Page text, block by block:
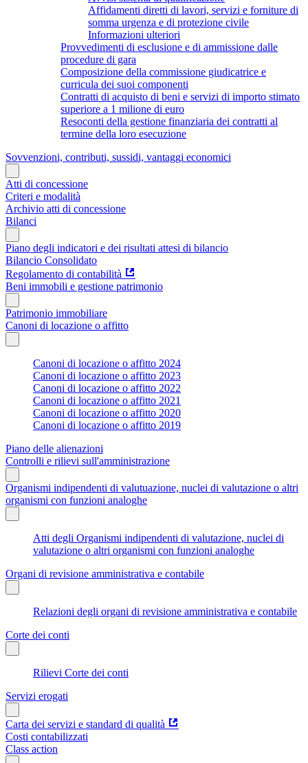
Affidamenti diretti di lavori, servizi e forniture di
somma urgenza e di protezione civile
Informazioni ulteriori
Provvedimenti di esclusione e di ammissione dalle
procedure di gara
Composizione della commissione giudicatrice e
curricula dei suoi componenti
Contratti di acquisto di beni e servizi di importo stimato
superiore a 1 milione di euro
Resoconti della gestione finanziaria dei contratti al
termine della loro esecuzione
Sovvenzioni, contributi, sussidi, vantaggi economici
Atti di concessione
Criteri e modalità
Archivio atti di concessione
Bilanci
Piano degli indicatori e dei risultati attesi di bilancio
Bilancio Consolidato
Regolamento di contabilità
Beni immobili e gestione patrimonio
Patrimonio immobiliare
Canoni di locazione o affitto
Canoni di locazione o affitto 2024
Canoni di locazione o affitto 2023
Canoni di locazione o affitto 2022
Canoni di locazione o affitto 2021
Canoni di locazione o affitto 2020
Canoni di locazione o affitto 2019
Piano delle alienazioni
Controlli e rilievi sull'amministrazione
Organismi indipendenti di valutuazione, nuclei di valutazione o altri
organismi con funzioni analoghe
Atti degli Organismi indipendenti di valutazione, nuclei di
valutazione o altri organismi con funzioni analoghe
Organi di revisione amministrativa e contabile
Relazioni degli organi di revisione amministrativa e contabile
Corte dei conti
Rilievi Corte dei conti
Servizi erogati
Carta dei servizi e standard di qualità
Costi contabilizzati
Class action